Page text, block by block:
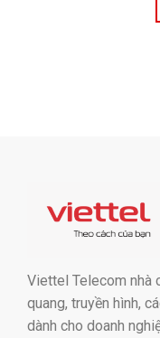
Viettel Telecom nhà
quang, truyền hình,
dành cho doanh